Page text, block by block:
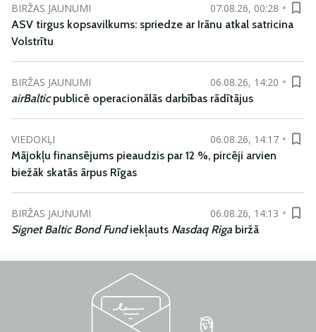
BIRŽAS JAUNUMI
07.08.26, 00:28
ASV tirgus kopsavilkums: spriedze ar Irānu atkal satricina
Volstrītu
BIRŽAS JAUNUMI
06.08.26, 14:20
airBalticpublicē operacionālās darbības rādītājus
VIEDOKĻI
06.08.26, 14:17
Mājokļu finansējums pieaudzis par 12 %, pircēji arvien
biežāk skatās ārpus Rīgas
BIRŽAS JAUNUMI
06.08.26, 14:13
Signet Baltic Bond Fundiekļauts Nasdaq Riga biržā